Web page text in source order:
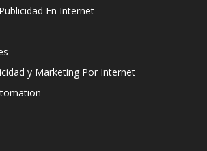
En Internet
y Marketing Por Internet